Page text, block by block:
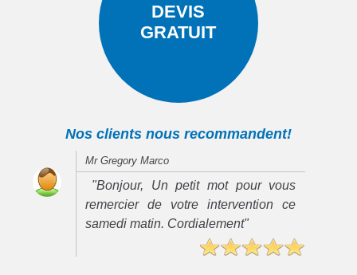
DEVIS
GRATUIT
Nos clients nous recommandent!
Mr Gregory Marco
"Bonjour, Un petit mot pour vous
remercier de votre intervention ce
samedi matin. Cordialement"